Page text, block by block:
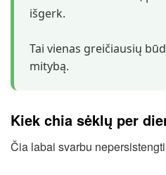
išgerk.
Tai vienas greičiausių
mitybą.
Kiek chia sėklų per
Čia labai svarbu